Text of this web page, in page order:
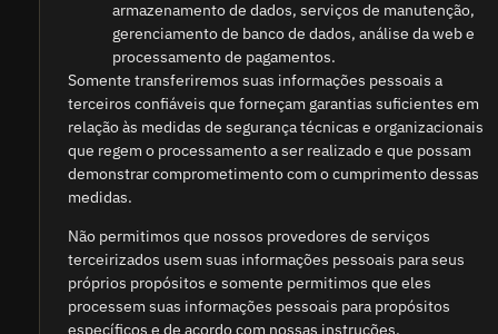
armazenamento de dados, serviços de manutenção,
gerenciamento de banco de dados, análise da web e
processamento de pagamentos.
Somente transferiremos suas informações pessoais a
terceiros confiáveis ​​que forneçam garantias suficientes em
relação às medidas de segurança técnicas e organizacionais
que regem o processamento a ser realizado e que possam
demonstrar comprometimento com o cumprimento dessas
medidas.
Não permitimos que nossos provedores de serviços
terceirizados usem suas informações pessoais para seus
próprios propósitos e somente permitimos que eles
processem suas informações pessoais para propósitos
específicos e de acordo com nossas instruções.